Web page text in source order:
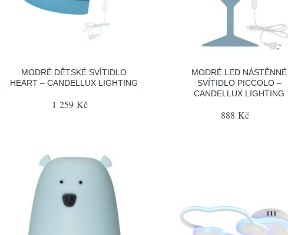
MODRÉ DĚTSKÉ SVÍTIDLO
HEART – CANDELLUX LIGHTING
1 259 Kč
MODRÉ LED NÁSTĚNNÉ
SVÍTIDLO PICCOLO –
CANDELLUX LIGHTING
888 Kč